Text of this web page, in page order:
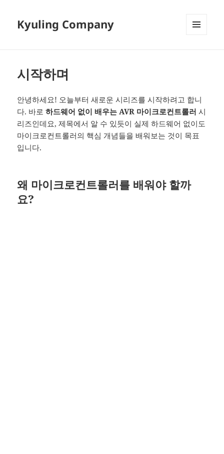
Kyuling Company
시작하며
안녕하세요! 오늘부터 새로운 시리즈를 시작하려고 합니
다. 바로하드웨어 없이 배우는 AVR 마이크로컨트롤러 시
리즈인데요, 제목에서 알 수 있듯이 실제 하드웨어 없이도
마이크로컨트롤러의 핵심 개념들을 배워보는 것이 목표
입니다.
왜 마이크로컨트롤러를 배워야 할까
요?